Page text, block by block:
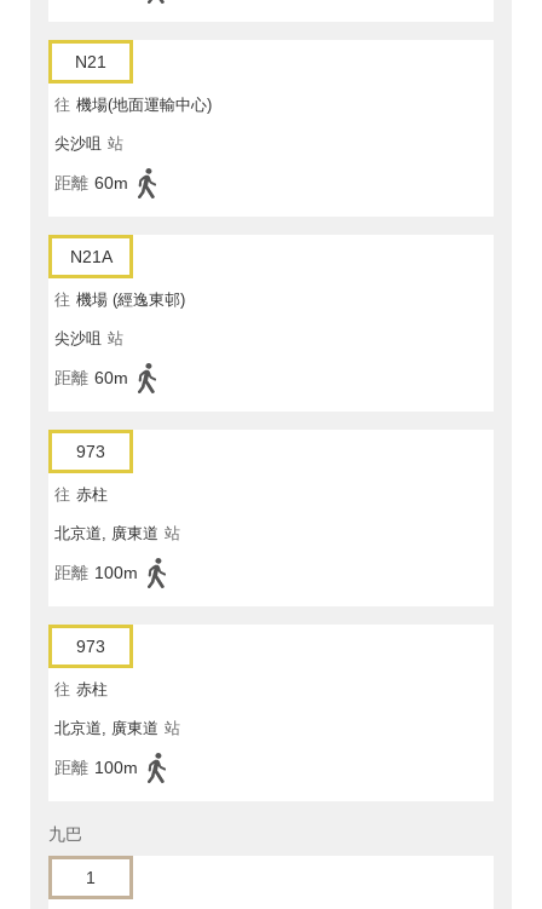
N21
往 機場(地面運輸中心)
尖沙咀 站
距離 60m
N21A
往 機場 (經逸東邨)
尖沙咀 站
距離 60m
973
往 赤柱
北京道, 廣東道 站
距離 100m
973
往 赤柱
北京道, 廣東道 站
距離 100m
九巴
1